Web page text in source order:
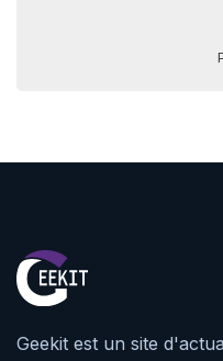
Geekit est un site